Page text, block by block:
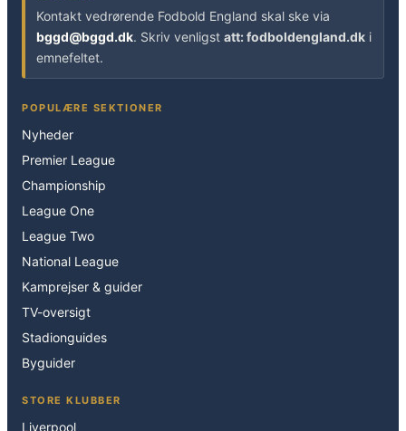
Kontakt vedrørende Fodbold England skal ske via
bggd@bggd.dk. Skriv venligst att: fodboldengland.dk i
emnefeltet.
POPULÆRE SEKTIONER
Nyheder
Premier League
Championship
League One
League Two
National League
Kamprejser & guider
TV-oversigt
Stadionguides
Byguider
STORE KLUBBER
Liverpool